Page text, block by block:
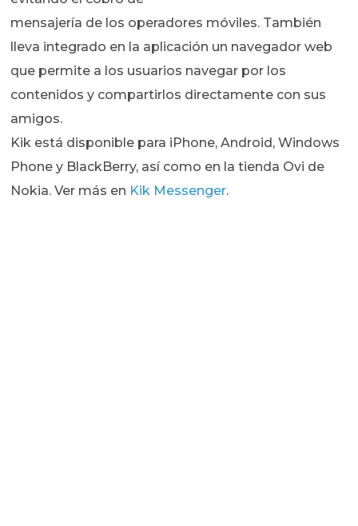
mensajería de los operadores móviles. También
lleva integrado en la aplicación un navegador web
que permite a los usuarios navegar por los
contenidos y compartirlos directamente con sus
amigos.
Kik está disponible para iPhone, Android, Windows
Phone y BlackBerry, así como en la tienda Ovi de
Nokia. Ver más en Kik Messenger.